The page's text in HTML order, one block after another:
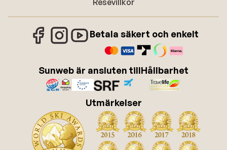
Resevillkor
Betala säkert och enkelt
Sunweb är ansluten tillHållbarhet
Utmärkelser